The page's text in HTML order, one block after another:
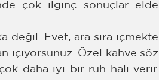
çok ilginç sonuçlar elde
değil. Evet, ara sıra içmekte
içiyorsunuz. Özel kahve söz
daha iyi bir ruh hali verir.